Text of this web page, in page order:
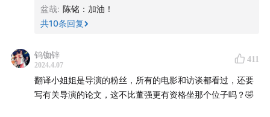
【欢迎加入不合时宜“全球成长计划”】
有听众社群的付费计划。旨在通过定期的、有特定主题的
线上及线下活动，来联结同类、交流知识、分享感受、锻
造自我。在一个（去）全球化的时代中，重塑我们——新
盆哉: 陈铭：加油！
共10条回复
钨铷锌
2024.4.07
411
翻译小姐姐是导演的粉丝，所有的电影和访谈都看过，还要
写有关导演的论文，这不比董强更有资格坐那个位子吗？🤣